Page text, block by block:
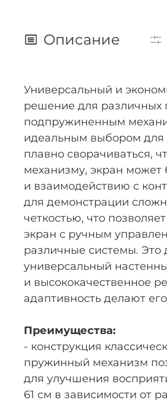
Описание
Универсальный и
решение для различных
подпружиненным
идеальным выбором для
плавно сворачиваться,
механизму, экран может
и взаимодействию с
для демонстрации
четкостью, что
экран с ручным
различные системы. Это
универсальный
и высококачественное
адаптивность делают
Преимущества:
- конструкция
пружинный механизм
для улучшения
61 см в зависимости от